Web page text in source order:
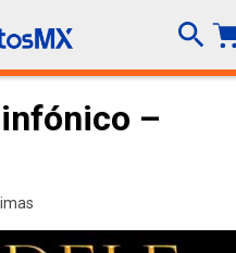
–